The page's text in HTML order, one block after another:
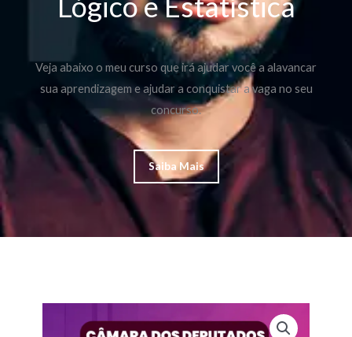
Veja abaixo o meu curso que irá ajudar você a alavancar
sua aprendizagem e ajudar a conquistar a vaga no seu
concurso.
Saiba Mais